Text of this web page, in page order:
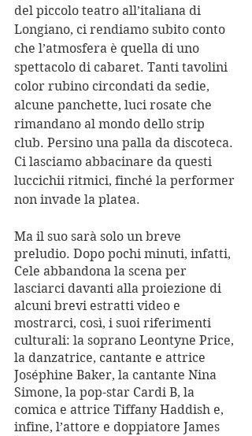
del piccolo teatro all’italiana di
Longiano, ci rendiamo subito conto
che l’atmosfera è quella di uno
spettacolo di cabaret. Tanti tavolini
color rubino circondati da sedie,
alcune panchette, luci rosate che
rimandano al mondo dello strip
club. Persino una palla da discoteca.
Ci lasciamo abbacinare da questi
luccichii ritmici, finché la performer
non invade la platea.
Ma il suo sarà solo un breve
preludio. Dopo pochi minuti, infatti,
Cele abbandona la scena per
lasciarci davanti alla proiezione di
alcuni brevi estratti video e
mostrarci, così, i suoi riferimenti
culturali: la soprano Leontyne Price,
la danzatrice, cantante e attrice
Joséphine Baker, la cantante Nina
Simone, la pop-star Cardi B, la
comica e attrice Tiffany Haddish e,
infine, l’attore e doppiatore James